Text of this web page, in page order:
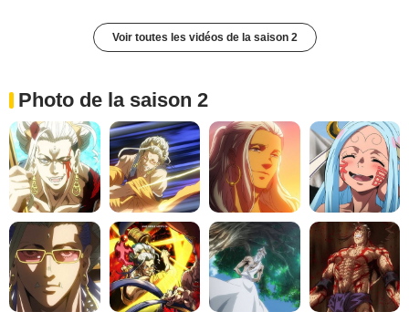
Voir toutes les vidéos de la saison 2
Photo de la saison 2